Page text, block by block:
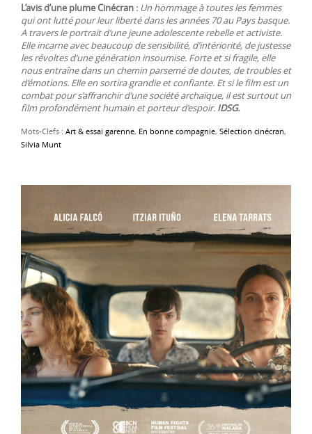
L’avis d’une plume Cinécran : Un hommage à toutes les femmes
qui ont lutté pour leur liberté dans les années 70 au Pays basque.
A travers le portrait d’une jeune adolescente rebelle et activiste.
Elle incarne avec beaucoup de sensibilité, d’intériorité, de justesse
les révoltes d’une génération insoumise. Forte et si fragile, elle
nous entraîne dans un chemin parsemé de doutes, de troubles et
d’émotions. Elle en sortira grandie et confiante. Et si le film est un
combat pour s’affranchir d’une société archaïque, il est surtout un
film profondément humain et porteur d’espoir. IDSG.
Mots-Clefs : Art & essai garenne, En bonne compagnie, Sélection cinécran,
Silvia Munt